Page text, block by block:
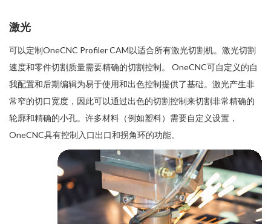
激光
可以定制OneCNC Profiler CAM以适合所有激光切割机。激光切割
速度和零件切割质量需要精确的切割控制。 OneCNC可自定义的自
我配置和后期编辑为易于使用和出色控制提供了基础。激光产生非
常窄的切口宽度，因此可以通过出色的切割控制来切割非常精确的
轮廓和精确的小孔。许多材料（例如塑料）需要自定义设置，
OneCNC具有控制入口出口和拐角环的功能。